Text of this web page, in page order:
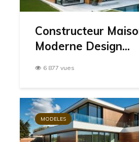
Constructeur
Moderne Design...
6 877 vues
MODELES